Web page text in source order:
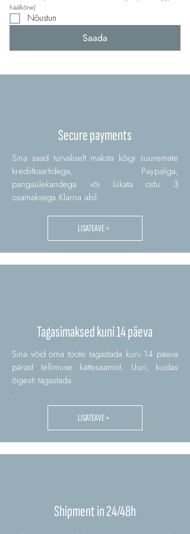
häälkõne)
Nõustun
Saada
Secure payments
Sina saad turvaliselt maksta kõigi suuremate
krediitkaartidega, Paypaliga,
pangaülekandega või lükata ostu 3
osamaksega Klarna abil.
LISATEAVE >
Tagasimaksed kuni 14 päeva
Sina võid oma toote tagastada kuni 14 päeva
pärast tellimuse kättesaamist. Uuri, kuidas
õigesti tagastada.
LISATEAVE >
Shipment in 24/48h